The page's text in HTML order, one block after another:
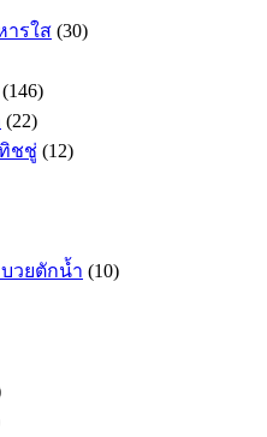
ารใส (30)
(146)
(22)
ชชู่ (12)
วยตักน้ำ (10)